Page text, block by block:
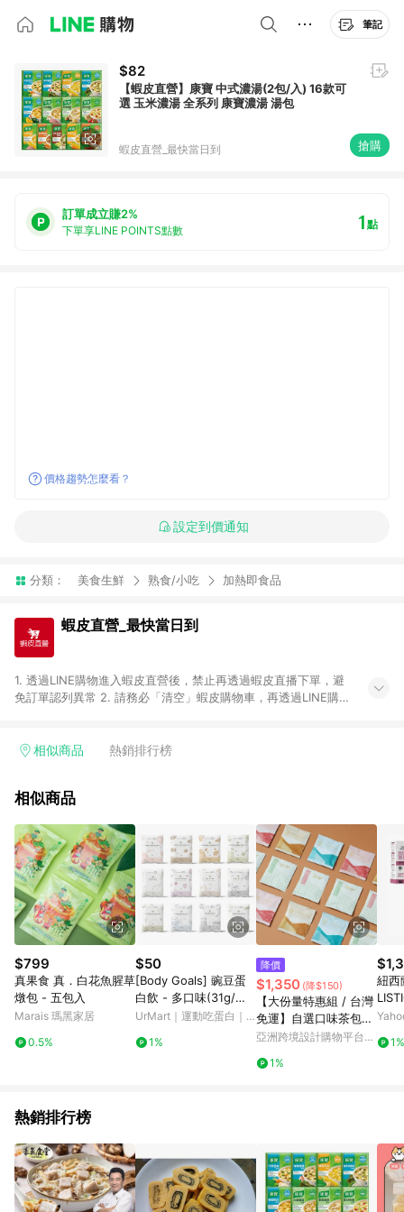
筆記
$82
【蝦皮直營】康寶 中式濃湯(2包/入) 16款可
選 玉米濃湯 全系列 康寶濃湯 湯包
蝦皮直營_最快當日到 搶購
訂單成立賺2%
下單享LINE POINTS點數 1點
價格趨勢怎麼看？
設定到價通知
分類： 美食生鮮 熟食/小吃 加熱即食品
蝦皮直營_最快當日到
1. 透過LINE購物進入蝦皮直營後，禁止再透過蝦皮直播下單，避
免訂單認列異常 2. 請務必「清空」蝦皮購物車，再透過LINE購物
單，若您完成交易後，想下第二張訂單，請重新從LINE購物連結
列商品、Android手機、汽機車、一歲以下嬰兒配方奶粉、醫療器
https://reurl.cc/Gazvnp 5. 蝦皮直營之訂單適用於部分點數紅
包，規範請依該紅包頁說明為主。 6. 點數回饋將依照蝦皮提供扣
除折價券、運費與蝦幣後之最終金額進行計算。 7. 同一商品品項
(即便不同尺寸規格)，皆會計入同一筆返點上限進行計算。 8. 用
戶需於同一瀏覽器進行交易（若自動跳轉 APP，請在 APP交
易）。 9. 若使用不同物流或付款方式，將拆分成不同筆訂單編號
發送通知。 10. 若使用折價券折抵，可能會有攤提折抵導致訂單
金額些微落差。 11. 蝦皮會將LINE的導購跳轉紀錄與蝦皮的會員
ID進行綁定，若後續七天內未透過其他媒體來源導入蝦皮官網，
則七天內於該蝦皮帳號下訂的首筆訂單會被蝦皮認列為該LINE用
戶導購跳轉時所成立之訂單。 12. 若同一用戶使用一個以上蝦皮
帳號透過LINE購物進行導購，將可能導致無法收到導購通知，亦
可能無法收到點數，再請留意。 13. 請注意以下行為將可能導致
無法取得 LINE POINTS 點數回饋資格：使用非指定之途徑及方式
確認；超過60天(含)以上進行申訴，恕無法贈點回饋。需檢附蝦
皮訂單完成、LINE購物訂單記錄，如於LINE購物訂單紀錄已呈
現：「非本次前往蝦皮商店之品項，不符合回饋資格 」，則不受
理此案件。 [注意事項] 1. 如導購途中用戶由網頁版(電腦版/手機
版網頁)切換為 APP 會造成追蹤中斷而無法進行 LINE POINTS 回
饋。 2. 若購買過程中關閉蝦皮APP，則需重新透過LINE購物前往
相似商品 熱銷排行榜
相似商品
$799
真果食 真．白花魚腥草
燉包 - 五包入
Marais 瑪黑家居
0.5%
$50
[Body Goals] 豌豆蛋
白飲 - 多口味(31g/包)
任選多入組- 6入組
UrMart｜運動吃蛋白｜
1%
降價
$1,350 (降$150)
【大份量特惠組 / 台灣
免運】自選口味茶包分
享組
亞洲跨境設計購物平台
1%
紐西
主
1%
熱銷排行榜